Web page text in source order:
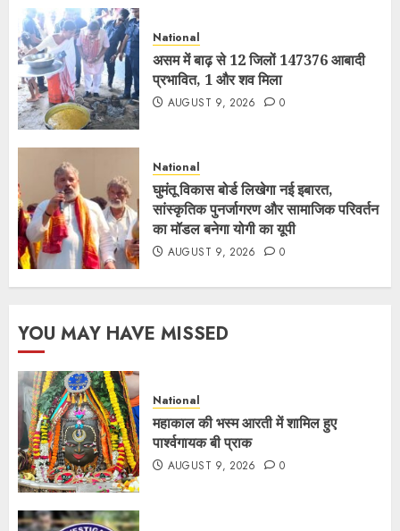
National
असम में बाढ़ से 12 जिलों 147376 आबादी
प्रभावित, 1 और शव मिला
AUGUST 9, 2026 0
National
घुमंतू विकास बोर्ड लिखेगा नई इबारत,
सांस्कृतिक पुनर्जागरण और सामाजिक परिवर्तन
का मॉडल बनेगा योगी का यूपी
AUGUST 9, 2026 0
YOU MAY HAVE MISSED
National
महाकाल की भस्म आरती में शामिल हुए
पार्श्वगायक बी प्राक
AUGUST 9, 2026 0